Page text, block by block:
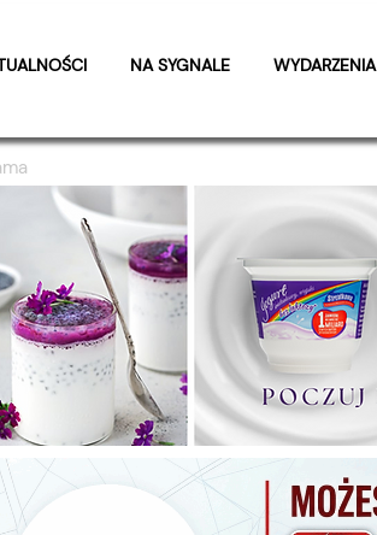
NA SYGNALE WYDARZENIA